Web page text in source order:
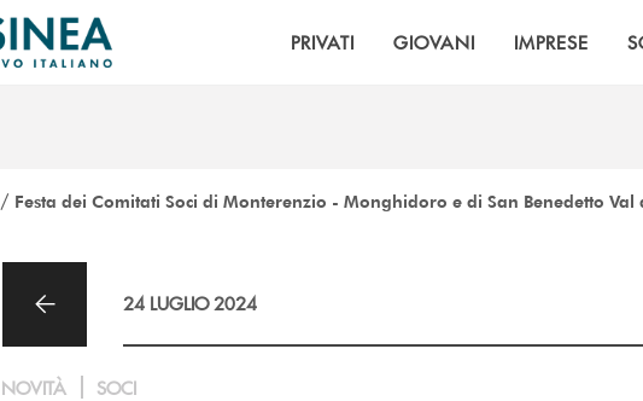
PRIVATI GIOVANI IMPRESE
/ Festa dei Comitati Soci di Monterenzio - Monghidoro e di San Benedetto
24 LUGLIO 2024
NOVITÀ SOCI